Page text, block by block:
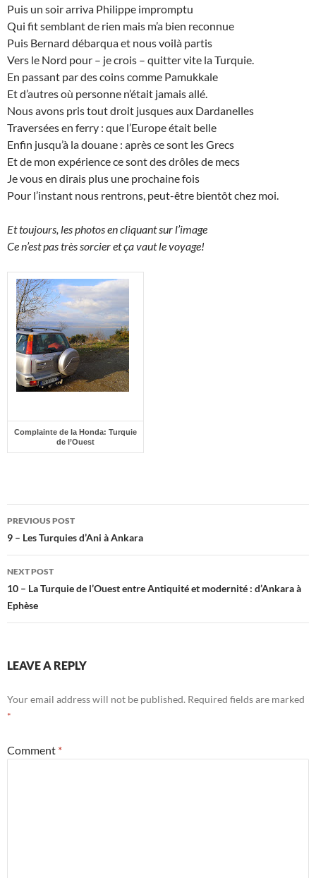
Puis un soir arriva Philippe impromptu
Qui fit semblant de rien mais m’a bien reconnue
Puis Bernard débarqua et nous voilà partis
Vers le Nord pour – je crois – quitter vite la Turquie.
En passant par des coins comme Pamukkale
Et d’autres où personne n’était jamais allé.
Nous avons pris tout droit jusques aux Dardanelles
Traversées en ferry : que l’Europe était belle
Enfin jusqu’à la douane : après ce sont les Grecs
Et de mon expérience ce sont des drôles de mecs
Je vous en dirais plus une prochaine fois
Pour l’instant nous rentrons, peut-être bientôt chez moi.
Et toujours, les photos en cliquant sur l’image
Ce n’est pas très sorcier et ça vaut le voyage!
Complainte de la Honda: Turquie
de l’Ouest
Post
navigation
PREVIOUS POST
9 – Les Turquies d’Ani à Ankara
NEXT POST
10 – La Turquie de l’Ouest entre Antiquité et modernité : d’Ankara à
Ephèse
LEAVE A REPLY
Your email address will not be published. Required fields are marked
*
Comment *